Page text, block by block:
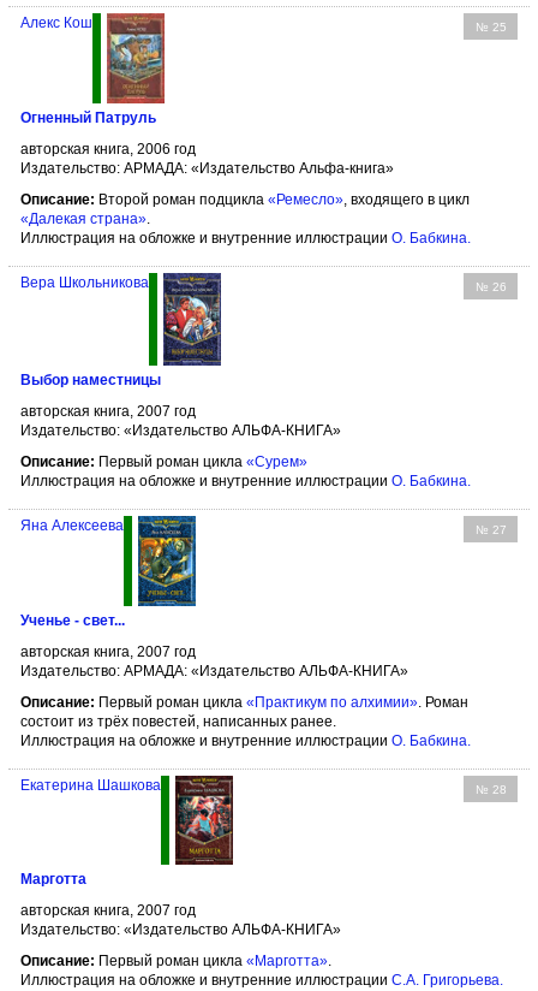
№ 25
Алекс Кош
Огненный Патруль
авторская книга, 2006 год
Издательство: АРМАДА: «Издательство Альфа-книга»
Описание: Второй роман подцикла «Ремесло» , входящего в цикл
«Далекая страна»
Иллюстрация на обложке и внутренние иллюстрации О. Бабкина
№ 26
Вера Школьникова
Выбор наместницы
авторская книга, 2007 год
Издательство: «Издательство АЛЬФА-КНИГА»
Описание: Первый роман цикла «Сурем»
Иллюстрация на обложке и внутренние иллюстрации О. Бабкина.
№ 27
Яна Алексеева
Ученье - свет...
авторская книга, 2007 год
Издательство: АРМАДА: «Издательство АЛЬФА-КНИГА»
Описание: Первый роман цикла «Практикум по алхимии» . Роман
состоит из трёх повестей, написанных ранее.
Иллюстрация на обложке и внутренние иллюстрации О. Бабкина
№ 28
Екатерина Шашкова
Марготта
авторская книга, 2007 год
Издательство: «Издательство АЛЬФА-КНИГА»
Описание: Первый роман цикла «Марготта».
Иллюстрация на обложке и внутренние иллюстрации С.А. Григорьева.